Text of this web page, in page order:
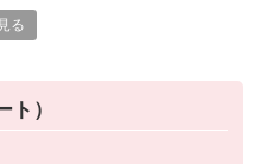
任せするので
などのメニューも担当してい
る
）